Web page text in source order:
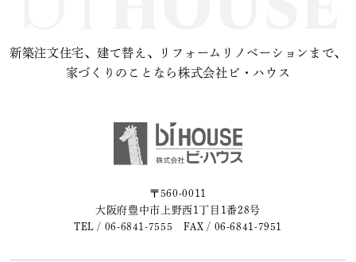
新築注文住宅、建て替え、リフォームリノベーションまで、
家づくりのことなら株式会社ビ・ハウス
〒560-0011
大阪府豊中市上野西1丁目1番28号
TEL / 06-6841-7555 FAX / 06-6841-7951